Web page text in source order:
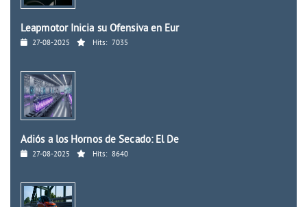
Leapmotor Inicia su Ofensiva en Eur
27-08-2025 Hits: 7035
Adiós a los Hornos de Secado: El De
27-08-2025 Hits: 8640